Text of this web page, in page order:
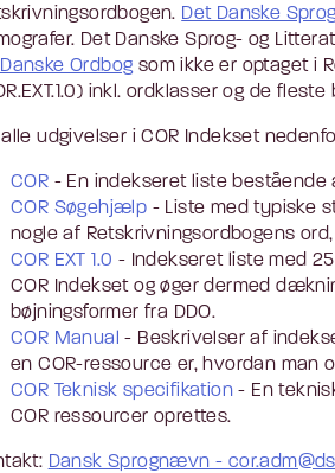
Det Danske
Det Danske Sprog- og
Ordbog som ikke er optaget i
inkl. ordklasser og de
udgivelser i COR Indekset
COR - En indekseret liste bestående
COR Søgehjælp - Liste med typiske
nogle af Retskrivningsordbogens
COR EXT 1.0 - Indekseret liste med
COR Indekset og øger dermed
bøjningsformer fra DDO.
COR Manual - Beskrivelser af
en COR-ressource er, hvordan man
COR Teknisk specifikation - En
COR ressourcer oprettes.
Dansk Sprognævn -